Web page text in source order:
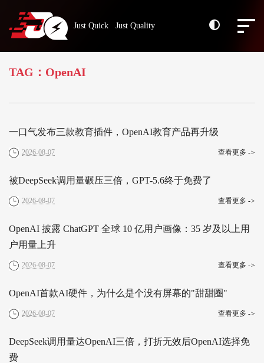
Just Quick Just Quality
TAG：OpenAI
一口气发布三款教育插件，OpenAI教育产品再升级
2026-08-07 查看更多 ->
被DeepSeek调用量碾压三倍，GPT-5.6终于免费了
2026-08-07 查看更多 ->
OpenAI 披露 ChatGPT 全球 10 亿用户画像：35 岁及以上用
户用量上升
2026-08-07 查看更多 ->
OpenAI首款AI硬件，为什么是个没有屏幕的"甜甜圈"
2026-08-07 查看更多 ->
DeepSeek调用量达OpenAI三倍，打折无效后OpenAI选择免
费